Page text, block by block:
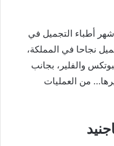
أطباء التجميل في
نجاحا في المملكة،
والفلير، بجانب
من العمليات